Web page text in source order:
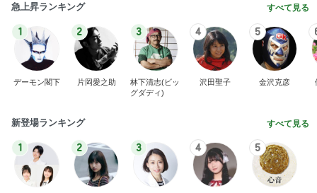
急上昇ランキング すべて見る
1
デーモン閣下
2
片岡愛之助
3
林下清志(ビッ
グダディ)
4
沢田聖子
5
金沢克彦
新登場ランキング すべて見る
1 2 3 4 5